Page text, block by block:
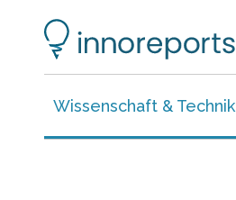
Wissenschaft & Technik